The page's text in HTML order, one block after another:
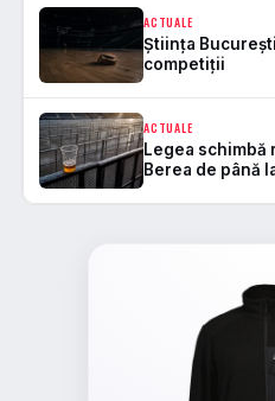
ACTUALE
Știința
competiții
ACTUALE
Legea
Berea de până